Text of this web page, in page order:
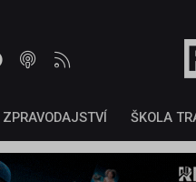
ZPRAVODAJSTVÍ ŠKOLA